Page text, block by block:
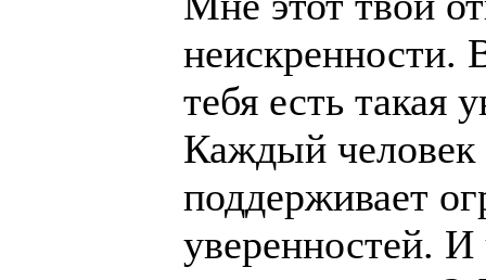
неискренности.
тебя есть такая
Каждый
поддерживает
уверенностей.